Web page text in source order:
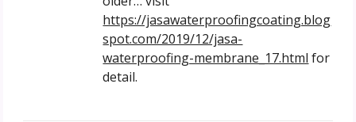
https://jasawaterproofingcoating.blog
spot.com/2019/12/jasa-
waterproofing-membrane_17.html for
detail.